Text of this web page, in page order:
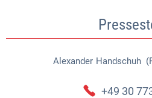
Alexander Handschuh
+49 30